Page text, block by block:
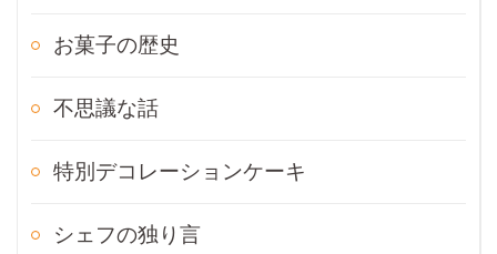
お菓子の歴史
不思議な話
特別デコレーションケーキ
シェフの独り言